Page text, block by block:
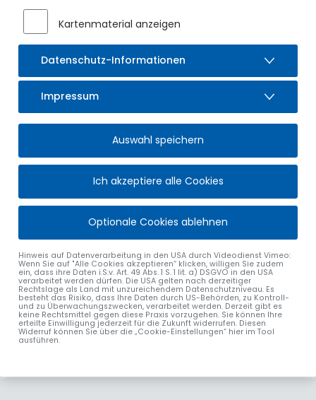
alle Nachrichten
Kartenmaterial anzeigen
Datenschutz-Informationen
Impressum
Auswahl speichern
Ich akzeptiere alle Cookies
Optionale Cookies ablehnen
Hinweis auf Datenverarbeitung in den USA durch Videodienst Vimeo:
Wenn Sie auf "Alle Cookies akzeptieren“ klicken, willigen Sie zudem
ein, dass ihre Daten i.S.v. Art. 49 Abs. 1 S. 1 lit. a) DSGVO in den USA
verarbeitet werden dürfen. Die USA gelten nach derzeitiger
Rechtslage als Land mit unzureichendem Datenschutzniveau. Es
besteht das Risiko, dass Ihre Daten durch US-Behörden, zu Kontroll-
und zu Überwachungszwecken, verarbeitet werden. Derzeit gibt es
keine Rechtsmittel gegen diese Praxis vorzugehen. Sie können Ihre
erteilte Einwilligung jederzeit für die Zukunft widerrufen. Diesen
Widerruf können Sie über die „Cookie-Einstellungen“ hier im Tool
ausführen.